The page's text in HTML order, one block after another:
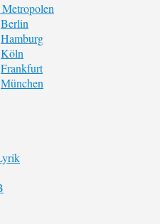
Berlin
Hamburg
Köln
Frankfurt
München